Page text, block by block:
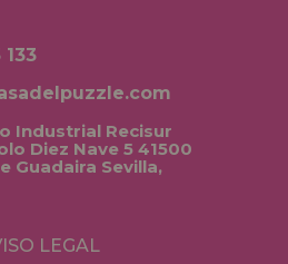
133
Industrial Recisur
Diez Nave 5 41500
Guadaira Sevilla,
LEGAL